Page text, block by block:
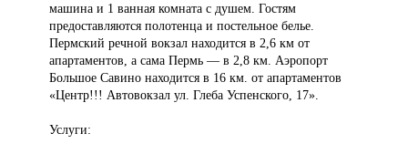
машина и 1 ванная комната с душем. Гостям
предоставляются полотенца и постельное белье.
Пермский речной вокзал находится в 2,6 км от
апартаментов, а сама Пермь — в 2,8 км. Аэропорт
Большое Савино находится в 16 км. от апартаментов
«Центр!!! Автовокзал ул. Глеба Успенского, 17».
Услуги: